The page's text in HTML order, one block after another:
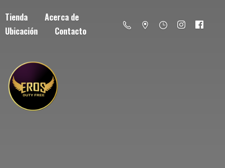
Tienda
Acerca de
Ubicación
Contacto